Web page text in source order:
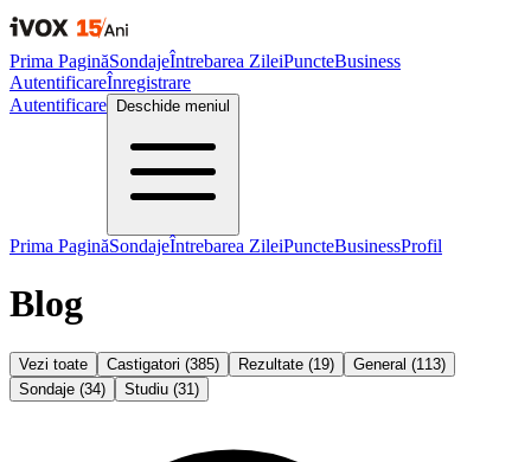
Prima PaginăSondajeÎntrebarea ZileiPuncteBusiness
AutentificareÎnregistrare
Autentificare
Deschide meniul
Prima PaginăSondajeÎntrebarea ZileiPuncteBusinessProfil
Blog
Vezi toate Castigatori (385) Rezultate (19) General (113)
Sondaje (34) Studiu (31 )